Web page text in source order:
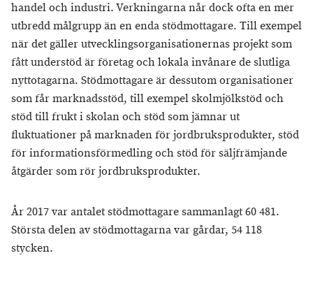
handel och industri. Verkningarna når dock ofta en mer
utbredd målgrupp än en enda stödmottagare. Till exempel
när det gäller utvecklingsorganisationernas projekt som
fått understöd är företag och lokala invånare de slutliga
nyttotagarna. Stödmottagare är dessutom organisationer
som får marknadsstöd, till exempel skolmjölkstöd och
stöd till frukt i skolan och stöd som jämnar ut
fluktuationer på marknaden för jordbruksprodukter, stöd
för informationsförmedling och stöd för säljfrämjande
åtgärder som rör jordbruksprodukter.
År 2017 var antalet stödmottagare sammanlagt 60 481.
Största delen av stödmottagarna var gårdar, 54 118
stycken.